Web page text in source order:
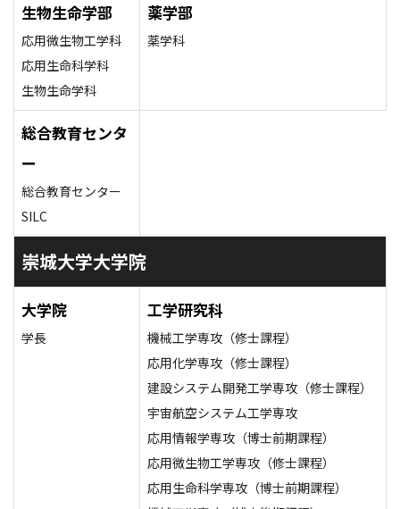
生物生命学部
応用微生物工学科
応用生命科学科
生物生命学科
薬学部
薬学科
総合教育センタ
ー
総合教育センター
SILC
崇城大学大学院
大学院
学長
工学研究科
機械工学専攻（修士課程）
応用化学専攻（修士課程）
建設システム開発工学専攻（修士課程）
宇宙航空システム工学専攻
応用情報学専攻（博士前期課程）
応用微生物工学専攻（修士課程）
応用生命科学専攻（博士前期課程）